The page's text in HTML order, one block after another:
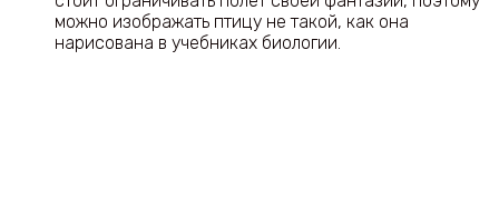
можно изображать птицу не такой, как она
нарисована в учебниках биологии.